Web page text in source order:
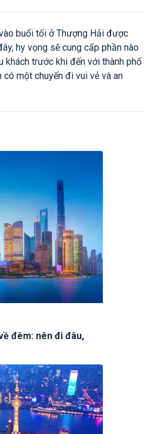
buổi tối ở Thượng Hải được
hy vọng sẽ cung cấp phần nào
khách trước khi đến với thành phố
có một chuyến đi vui vẻ và an
đêm: nên đi đâu,